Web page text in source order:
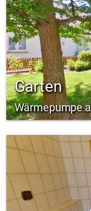
Garten
Wärmepumpe